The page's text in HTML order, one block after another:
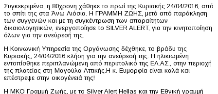
Συγκεκριμένα, η 80χρονη χάθηκε το πρωί της Κυριακής 24/04/2016, από
το σπίτι της στα Άνω Λιόσια. Η ΓΡΑΜΜΗ ΖΩΗΣ, μετά από παράκληση
των συγγενών και με τη συγκέντρωση των απαραίτητων
δικαιολογητικών, ενεργοποίησε το SILVER ALERT, για την κινητοποίηση
όλων για την ανεύρεσή της.
Η Κοινωνική Υπηρεσία της Οργάνωσης δέχθηκε, το βράδυ της
Κυριακής, 24/04/2016 κλήση για την ανεύρεσή της. Η ηλικιωμένη
εντοπίσθηκε περιπλανώμενη από περιπολικό της ΕΛ.ΑΣ., στην περιοχή
της πλατείας στη Μαγούλα Αττικής.Η κ. Ευμορφία είναι καλά και
επέστρεψε στην οικογένειά της!
Η ΜΚΟ Γραμμή Ζωής, με το Silver Alert Hellas και την Εθνική γραμμή